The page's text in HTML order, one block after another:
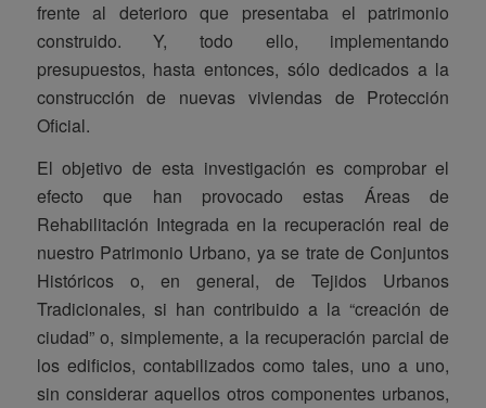
frente al deterioro que presentaba el patrimonio
construido. Y, todo ello, implementando
presupuestos, hasta entonces, sólo dedicados a la
construcción de nuevas viviendas de Protección
Oficial.
El objetivo de esta investigación es comprobar el
efecto que han provocado estas Áreas de
Rehabilitación Integrada en la recuperación real de
nuestro Patrimonio Urbano, ya se trate de Conjuntos
Históricos o, en general, de Tejidos Urbanos
Tradicionales, si han contribuido a la “creación de
ciudad” o, simplemente, a la recuperación parcial de
los edificios, contabilizados como tales, uno a uno,
sin considerar aquellos otros componentes urbanos,